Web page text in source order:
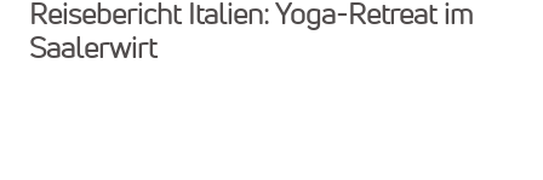
Reisebericht Italien: Yoga-Retreat im
Saalerwirt